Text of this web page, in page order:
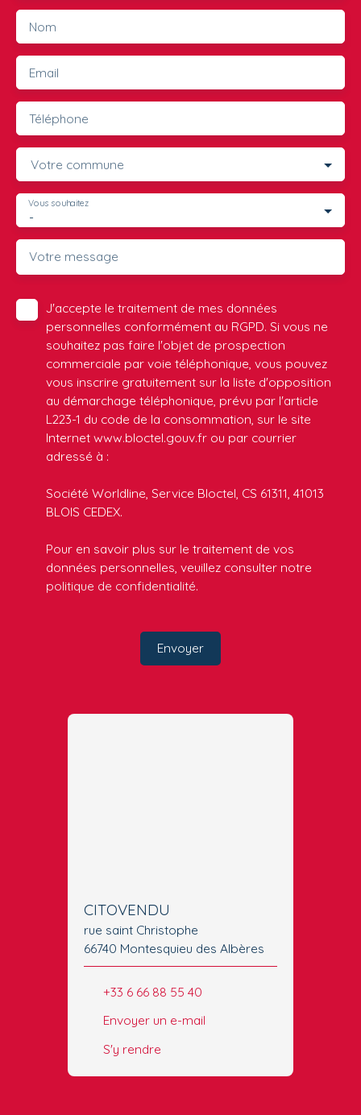
Nom
Email
Téléphone
Votre commune
-
Vous souhaitez
Votre message
J'accepte le traitement de mes données
personnelles conformément au RGPD. Si vous ne
souhaitez pas faire l'objet de prospection
commerciale par voie téléphonique, vous pouvez
vous inscrire gratuitement sur la liste d'opposition
au démarchage téléphonique, prévu par l'article
L223-1 du code de la consommation, sur le site
Internet www.bloctel.gouv.fr ou par courrier
adressé à :
Société Worldline, Service Bloctel, CS 61311, 41013
BLOIS CEDEX.
Pour en savoir plus sur le traitement de vos
données personnelles, veuillez consulter notre
politique de confidentialité.
Envoyer
CITOVENDU
rue saint Christophe
66740 Montesquieu des Albères
+33 6 66 88 55 40
Envoyer un e-mail
S'y rendre